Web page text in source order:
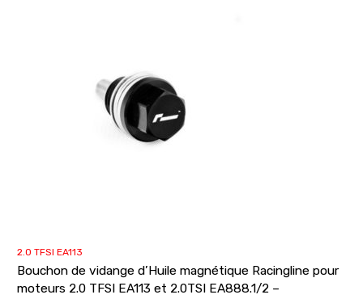
2.0 TFSI EA113
Bouchon de vidange d’Huile magnétique Racingline pour
moteurs 2.0 TFSI EA113 et 2.0TSI EA888.1/2 –